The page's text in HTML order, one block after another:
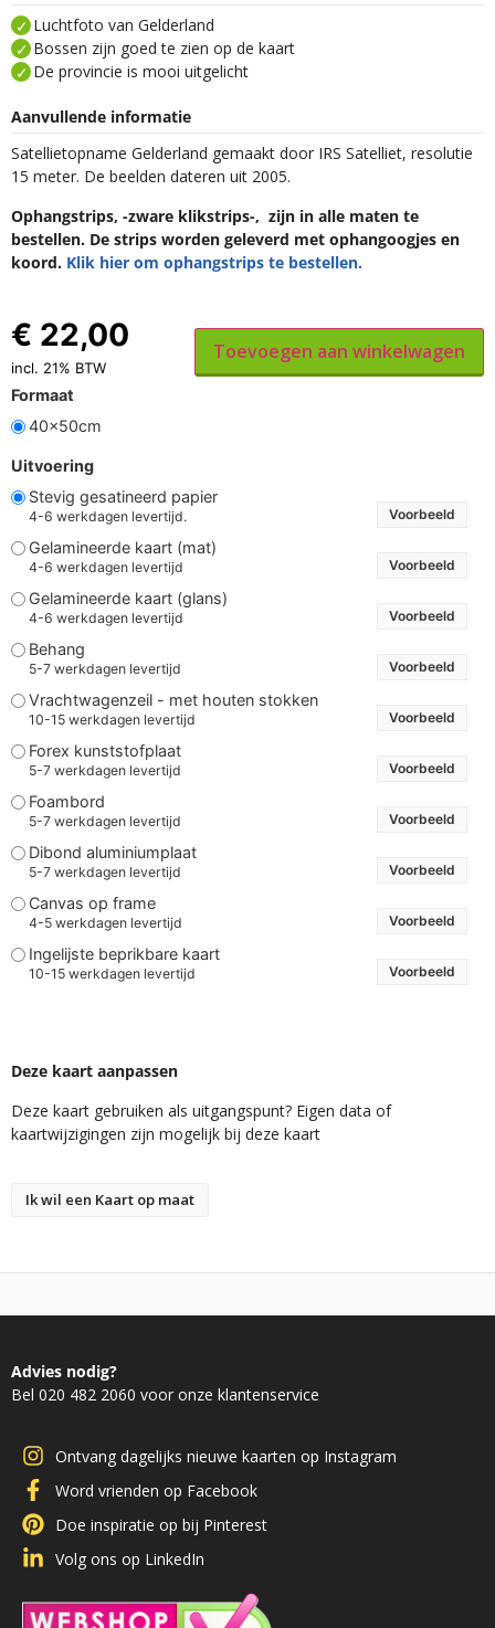
Luchtfoto van Gelderland
Bossen zijn goed te zien op de kaart
De provincie is mooi uitgelicht
Aanvullende informatie
Satellietopname Gelderland gemaakt door IRS Satelliet, resolutie
15 meter. De beelden dateren uit 2005.
Ophangstrips, -zware klikstrips-, zijn in alle maten te
bestellen. De strips worden geleverd met ophangoogjes en
koord. Klik hier om ophangstrips te bestellen.
Formaat
40x50cm
Uitvoering
Stevig gesatineerd papier
4-6 werkdagen levertijd. Voorbeeld
Gelamineerde kaart (mat)
4-6 werkdagen levertijd Voorbeeld
Gelamineerde kaart (glans)
4-6 werkdagen levertijd Voorbeeld
Behang
5-7 werkdagen levertijd Voorbeeld
Vrachtwagenzeil - met houten stokken
10-15 werkdagen levertijd Voorbeeld
Forex kunststofplaat
5-7 werkdagen levertijd Voorbeeld
Foambord
5-7 werkdagen levertijd Voorbeeld
Dibond aluminiumplaat
5-7 werkdagen levertijd Voorbeeld
Canvas op frame
4-5 werkdagen levertijd Voorbeeld
Ingelijste beprikbare kaart
10-15 werkdagen levertijd Voorbeeld
€ 22,00
incl. 21% BTW
Toevoegen aan winkelwagen
Deze kaart aanpassen
Deze kaart gebruiken als uitgangspunt? Eigen data of
kaartwijzigingen zijn mogelijk bij deze kaart
Ik wil een Kaart op maat
Advies nodig?
Bel 020 482 2060 voor onze klantenservice
Ontvang dagelijks nieuwe kaarten op Instagram
Word vrienden op Facebook
Doe inspiratie op bij Pinterest
Volg ons op LinkedIn